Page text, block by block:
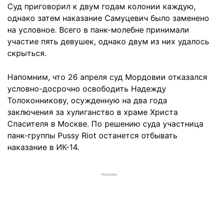
Суд приговорил к двум годам колонии каждую,
однако затем наказание Самуцевич было заменено
на условное. Всего в панк-молебне принимали
участие пять девушек, однако двум из них удалось
скрыться.
Напомним, что 26 апреля суд Мордовии отказался
условно-досрочно освободить Надежду
Толоконникову, осужденную на два года
заключения за хулиганство в храме Христа
Спасителя в Москве. По решению суда участница
панк-группы Pussy Riot останется отбывать
наказание в ИК-14.
РЕКЛАМА